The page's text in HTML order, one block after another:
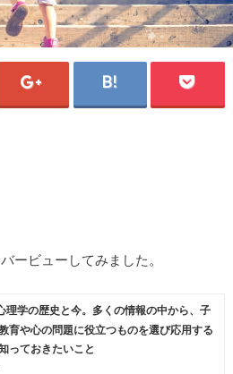
ービューしてみました。
理学の歴史と今。多くの情報の中から、子
育や心の問題に役立つものを選び応用する
っておきたいこと